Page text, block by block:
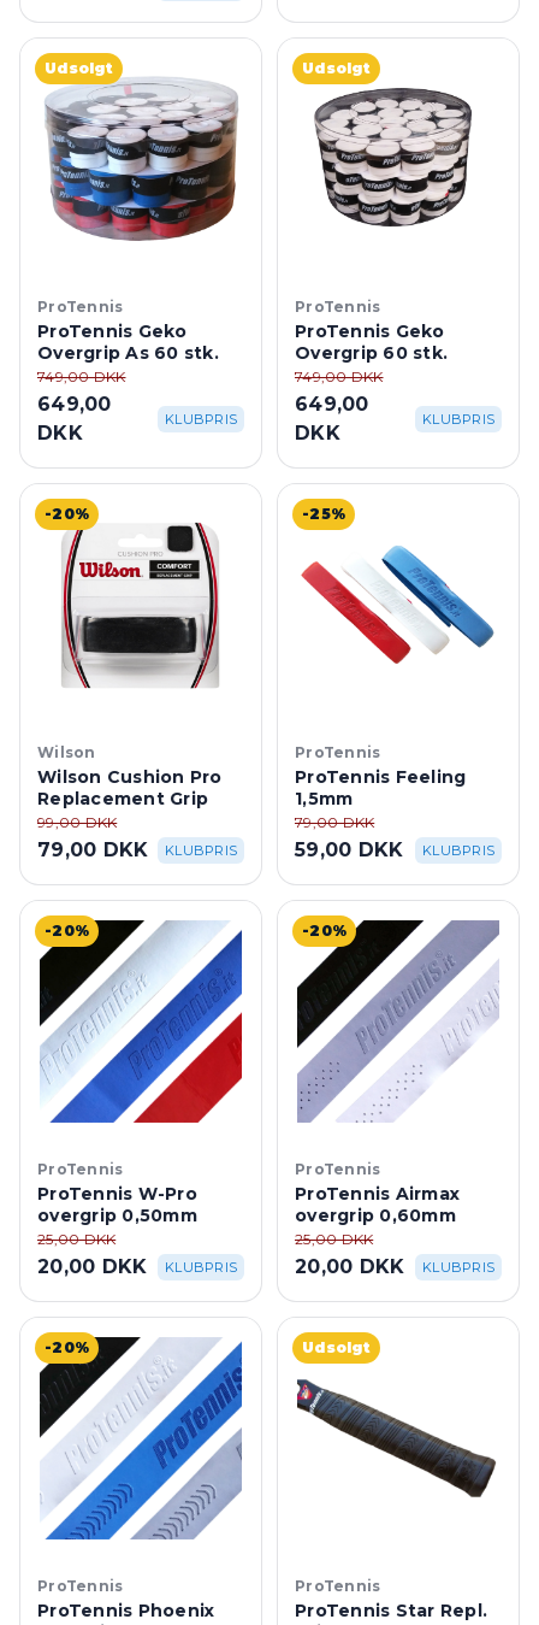
Udsolgt
ProTennis
ProTennis Geko
Overgrip As 60 stk.
749,00 DKK
649,00
DKK
KLUBPRIS
Udsolgt
ProTennis
ProTennis Geko
Overgrip 60 stk.
749,00 DKK
649,00
DKK
KLUBPRIS
-20%
Wilson
Wilson Cushion Pro
Replacement Grip
99,00 DKK
79,00 DKK KLUBPRIS
-25%
ProTennis
ProTennis Feeling
1,5mm
79,00 DKK
59,00 DKK KLUBPRIS
-20%
ProTennis
ProTennis W-Pro
overgrip 0,50mm
25,00 DKK
20,00 DKK KLUBPRIS
-20%
ProTennis
ProTennis Airmax
overgrip 0,60mm
25,00 DKK
20,00 DKK KLUBPRIS
-20%
ProTennis
ProTennis Phoenix
Udsolgt
ProTennis
ProTennis Star Repl.